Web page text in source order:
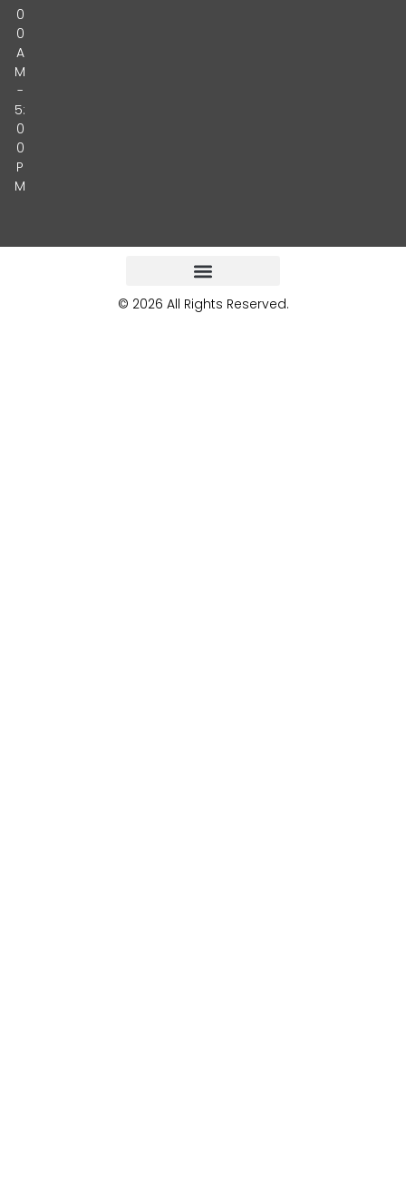
0
0
A
M
-
5:
0
0
P
M
© 2026 All Rights Reserved.